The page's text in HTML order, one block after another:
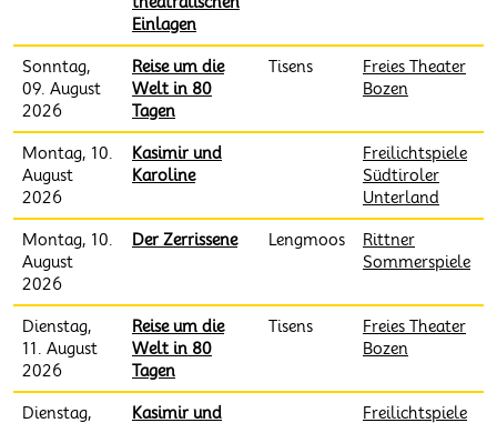
Einlagen
Sonntag,
09. August
2026
Reise um die
Welt in 80
Tagen
Tisens
Freies Theater
Bozen
Montag, 10.
August
2026
Kasimir und
Karoline
Freilichtspiele
Südtiroler
Unterland
Montag, 10.
August
2026
Der Zerrissene Lengmoos
Rittner
Sommerspiele
Dienstag,
11. August
2026
Reise um die
Welt in 80
Tagen
Tisens
Freies Theater
Bozen
Dienstag,
Kasimir und
Freilichtspiele